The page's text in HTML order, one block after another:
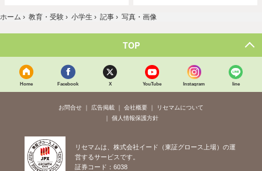
ホーム › 教育・受験 › 小学生 › 記事 › 写真・画像
TOP
Home Facebook X YouTube Instagram line
お問合せ 広告掲載 会社概要
リセマムについて
個人情報保護方針
リセマムは、株式会社イード（東証グロース上場）の運
営するサービスです。
証券コード：6038